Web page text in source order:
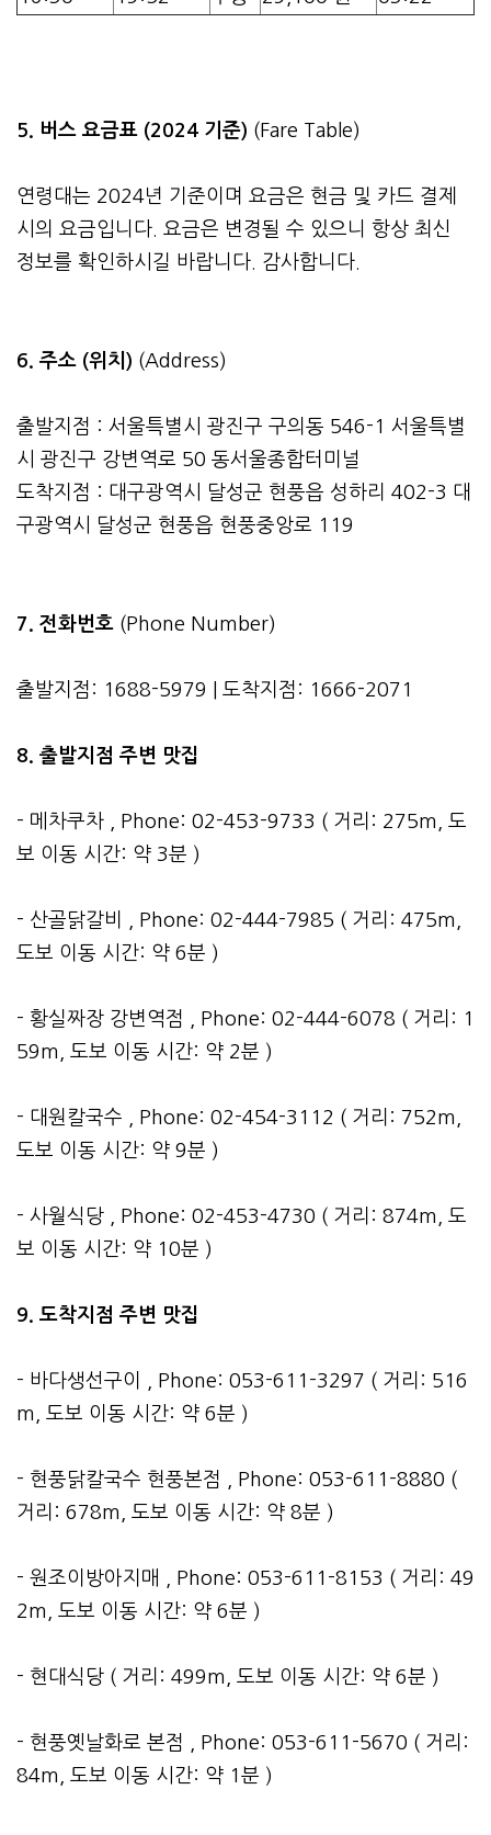
5. 버스 요금표 (2024 기준) (Fare Table)
연령대는 2024년 기준이며 요금은 현금 및 카드 결제
시의 요금입니다. 요금은 변경될 수 있으니 항상 최신
정보를 확인하시길 바랍니다. 감사합니다.
6. 주소 (위치) (Address)
출발지점 : 서울특별시 광진구 구의동 546-1 서울특별
시 광진구 강변역로 50 동서울종합터미널
도착지점 : 대구광역시 달성군 현풍읍 성하리 402-3 대
구광역시 달성군 현풍읍 현풍중앙로 119
7. 전화번호 (Phone Number)
출발지점: 1688-5979 | 도착지점: 1666-2071
8. 출발지점 주변 맛집
- 메차쿠차 , Phone: 02-453-9733 ( 거리: 275m, 도
보 이동 시간: 약 3분 )
- 산골닭갈비 , Phone: 02-444-7985 ( 거리: 475m,
도보 이동 시간: 약 6분 )
- 황실짜장 강변역점 , Phone: 02-444-6078 ( 거리: 1
59m, 도보 이동 시간: 약 2분 )
- 대원칼국수 , Phone: 02-454-3112 ( 거리: 752m,
도보 이동 시간: 약 9분 )
- 사월식당 , Phone: 02-453-4730 ( 거리: 874m, 도
보 이동 시간: 약 10분 )
9. 도착지점 주변 맛집
- 바다생선구이 , Phone: 053-611-3297 ( 거리: 516
m, 도보 이동 시간: 약 6분 )
- 현풍닭칼국수 현풍본점 , Phone: 053-611-8880 (
거리: 678m, 도보 이동 시간: 약 8분 )
- 원조이방아지매 , Phone: 053-611-8153 ( 거리: 49
2m, 도보 이동 시간: 약 6분 )
- 현대식당 ( 거리: 499m, 도보 이동 시간: 약 6분 )
- 현풍옛날화로 본점 , Phone: 053-611-5670 ( 거리:
84m, 도보 이동 시간: 약 1분 )